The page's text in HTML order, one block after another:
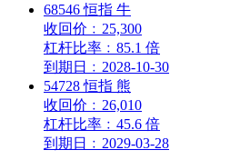
68546恒指 牛
收回价 ﹕ 25,300
杠杆比率 ﹕ 85.1 倍
到期日 ﹕ 2028-10-30
54728恒指 熊
收回价 ﹕ 26,010
杠杆比率 ﹕ 45.6 倍
到期日 ﹕ 2029-03-28